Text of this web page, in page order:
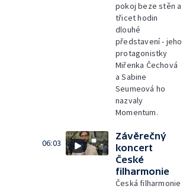
pokoj beze stěn a
třicet hodin
dlouhé
představení - jeho
protagonistky
Miřenka Čechová
a Sabine
Seumeová ho
nazvaly
Momentum.
06:03
Závěrečný
koncert
České
filharmonie
Česká filharmonie